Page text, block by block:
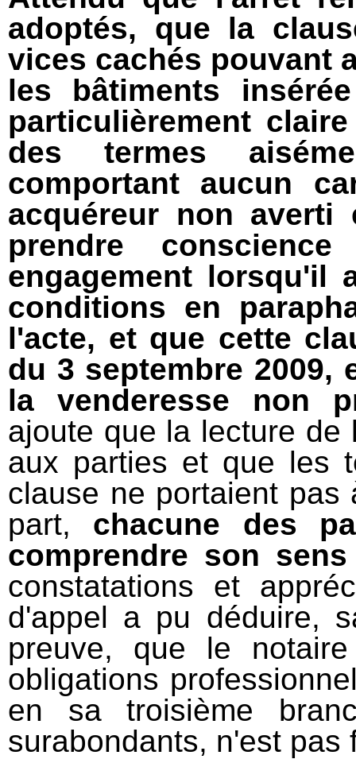
adoptés, que la
vices cachés pouvant
les bâtiments
particulièrement
des termes
comportant aucun
acquéreur non
prendre
engagement lorsqu'il
conditions en
l'acte, et que cette
du 3 septembre 2009,
la venderesse non
ajoute que la lecture
aux parties et que les
clause ne portaient pas
part, chacune des
comprendre son
constatations et
d'appel a pu déduire,
preuve, que le
obligations
en sa troisième
surabondants, n'est pas